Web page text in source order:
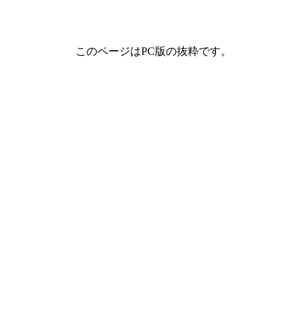
このページはPC版の抜粋です。